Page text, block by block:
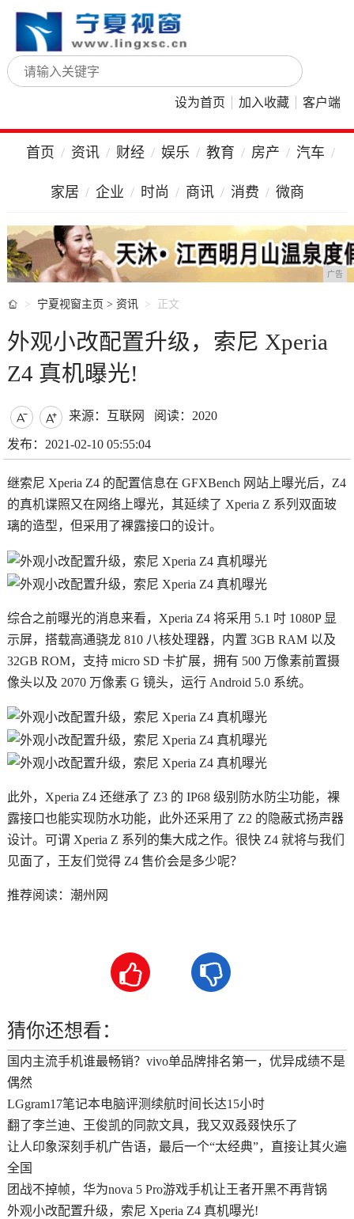
设为首页 加入收藏 客户端
首页 资讯 财经 娱乐 教育 房产 汽车
家居 企业 时尚 商讯 消费 微商
广告
 宁夏视窗主页 > 资讯 正文
外观小改配置升级，索尼 Xperia
Z4 真机曝光!
  来源：互联网 阅读：2020
发布：2021-02-10 05:55:04
继索尼 Xperia Z4 的配置信息在 GFXBench 网站上曝光后，Z4
的真机谍照又在网络上曝光，其延续了 Xperia Z 系列双面玻
璃的造型，但采用了裸露接口的设计。
综合之前曝光的消息来看，Xperia Z4 将采用 5.1 吋 1080P 显
示屏，搭载高通骁龙 810 八核处理器，内置 3GB RAM 以及
32GB ROM，支持 micro SD 卡扩展，拥有 500 万像素前置摄
像头以及 2070 万像素 G 镜头，运行 Android 5.0 系统。
此外，Xperia Z4 还继承了 Z3 的 IP68 级别防水防尘功能，裸
露接口也能实现防水功能，此外还采用了 Z2 的隐蔽式扬声器
设计。可谓 Xperia Z 系列的集大成之作。很快 Z4 就将与我们
见面了，王友们觉得 Z4 售价会是多少呢？
推荐阅读： 潮州网
 
猜你还想看：
国内主流手机谁最畅销？vivo单品牌排名第一，优异成绩不是
偶然
LGgram17笔记本电脑评测续航时间长达15小时
翻了李兰迪、王俊凯的同款文具，我又双叒叕快乐了
让人印象深刻手机广告语，最后一个“太经典”，直接让其火遍
全国
团战不掉帧，华为nova 5 Pro游戏手机让王者开黑不再背锅
外观小改配置升级，索尼 Xperia Z4 真机曝光!